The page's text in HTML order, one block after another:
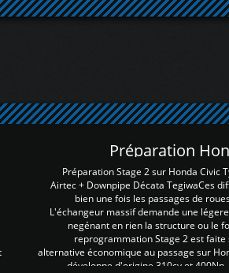
Préparation
Préparation Stage 2 sur Honda Civic
Airtec + Downpipe Décata TegiwaCes
bien une fois les passages de
L'échangeur massif demande une
negénant en rien la structure ou le
reprogrammation Stage 2 est
alternative économique au passage sur
développe d'origine 310cv et 400Nn